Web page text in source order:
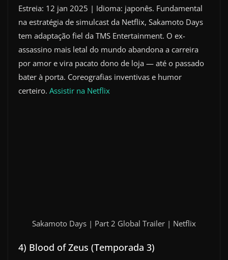
Estreia: 12 jan 2025 | Idioma: japonês. Fundamental
na estratégia de simulcast da Netflix, Sakamoto Days
tem adaptação fiel da TMS Entertainment. O ex-
assassino mais letal do mundo abandona a carreira
por amor e vira pacato dono de loja — até o passado
bater à porta. Coreografias inventivas e humor
certeiro. Assistir na Netflix
Sakamoto Days | Part 2 Global Trailer | Netflix
4) Blood of Zeus (Temporada 3)